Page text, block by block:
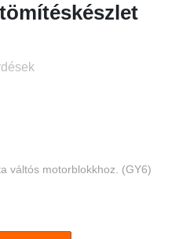
váltós motorblokkhoz. (GY6)